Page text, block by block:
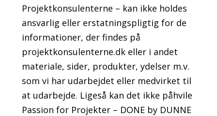
Projektkonsulenterne – kan ikke holdes
ansvarlig eller erstatningspligtig for de
informationer, der findes på
projektkonsulenterne.dk eller i andet
materiale, sider, produkter, ydelser m.v.
som vi har udarbejdet eller medvirket til
at udarbejde. Ligeså kan det ikke påhvile
Passion for Projekter – DONE by DUNNE